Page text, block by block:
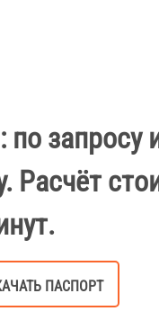
по запросу
Расчёт
ПАСПОРТ